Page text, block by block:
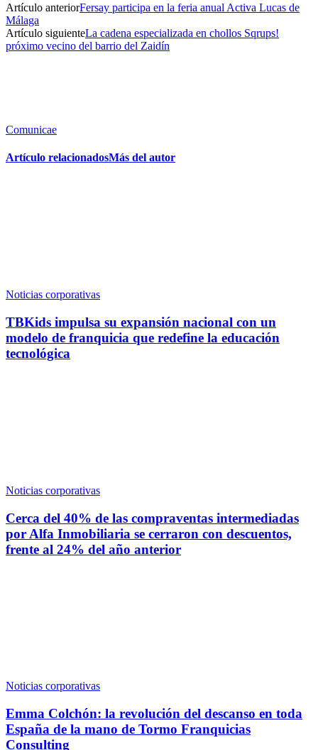
Artículo anteriorFersay participa en la feria anual Activa Lucas de
Málaga
Artículo siguienteLa cadena especializada en chollos Sqrups!
próximo vecino del barrio del Zaidín
Comunicae
Artículo relacionadosMás del autor
Noticias corporativas
TBKids impulsa su expansión nacional con un
modelo de franquicia que redefine la educación
tecnológica
Noticias corporativas
Cerca del 40% de las compraventas intermediadas
por Alfa Inmobiliaria se cerraron con descuentos,
frente al 24% del año anterior
Noticias corporativas
Emma Colchón: la revolución del descanso en toda
España de la mano de Tormo Franquicias
Consulting